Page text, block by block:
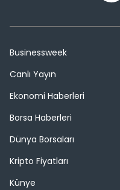
Businessweek
Canlı Yayın
Ekonomi Haberleri
Borsa Haberleri
Dünya Borsaları
Kripto Fiyatları
Künye